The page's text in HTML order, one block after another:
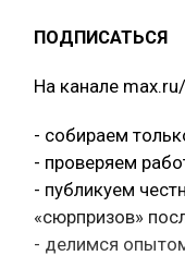
ПОДПИСАТЬСЯ
На канале
- собираем
- проверяем
- публикуем
«сюрпризов»
- делимся